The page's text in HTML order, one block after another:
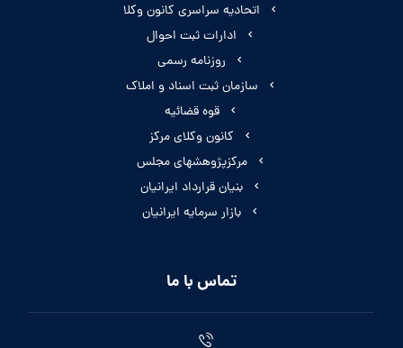
اتحادیه سراسری کانون وکلا
ادارات ثبت احوال
روزنامه رسمی
سازمان ثبت اسناد و املاک
قوه قضائیه
کانون وکلای مرکز
مرکزپژوهشهای مجلس
بنیان قرارداد ایرانیان
بازار سرمایه ایرانیان
تماس با ما